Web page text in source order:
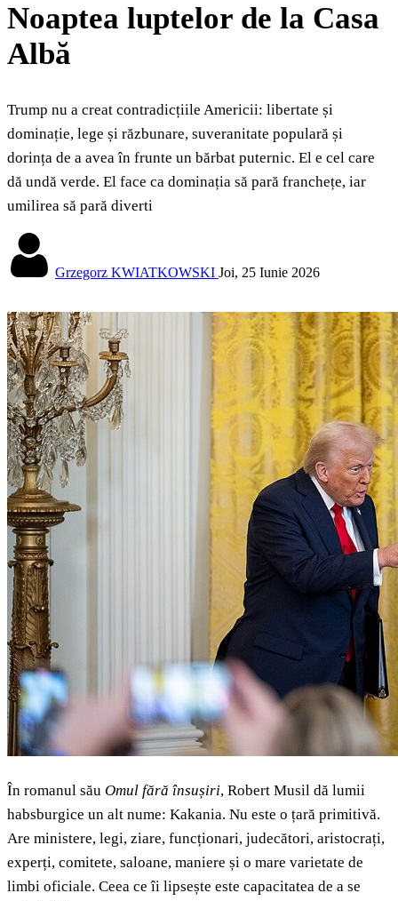
Noaptea luptelor de la Casa
Albă
Trump nu a creat contradicțiile Americii: libertate și
dominație, lege și răzbunare, suveranitate populară și
dorința de a avea în frunte un bărbat puternic. El e cel care
dă undă verde. El face ca dominația să pară franchețe, iar
umilirea să pară diverti
Grzegorz KWIATKOWSKI Joi, 25 Iunie 2026
În romanul său Omul fără însușiri, Robert Musil dă lumii
habsburgice un alt nume: Kakania. Nu este o țară primitivă.
Are ministere, legi, ziare, funcționari, judecători, aristocrați,
experți, comitete, saloane, maniere și o mare varietate de
limbi oficiale. Ceea ce îi lipsește este capacitatea de a se